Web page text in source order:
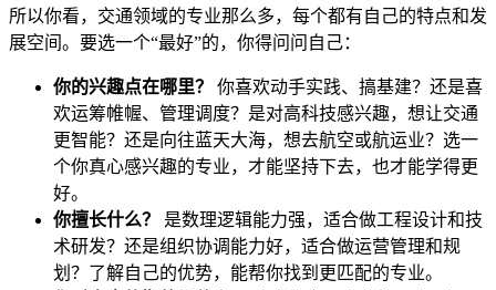
所以你看，交通领域的专业那么多，每个都有自己的特点和发
展空间。要选一个“最好”的，你得问问自己：
你的兴趣点在哪里？
你喜欢动手实践、搞基建？还是喜
欢运筹帷幄、管理调度？是对高科技感兴趣，想让交通
更智能？还是向往蓝天大海，想去航空或航运业？选一
个你真心感兴趣的专业，才能坚持下去，也才能学得更
好。
你擅长什么？
是数理逻辑能力强，适合做工程设计和技
术研发？还是组织协调能力好，适合做运营管理和规
划？了解自己的优势，能帮你找到更匹配的专业。